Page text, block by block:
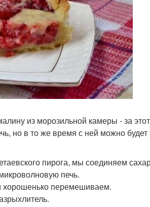
из морозильной камеры - за
но в то же время с ней можно будет
пирога, мы соединяем
печь.
хорошенько перемешиваем.